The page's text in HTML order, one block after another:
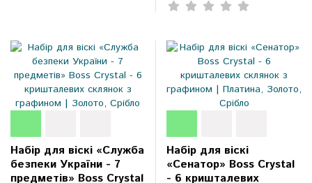
Набір для віскі «Служба
безпеки України - 7
предметів» Boss Crystal
Набір для віскі
«Сенатор» Boss Crystal
- 6 кришталевих